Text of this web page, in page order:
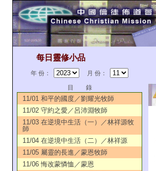
每日靈修小品
年 份：
月 份：
目 錄
11/01 和平的國度／劉耀光牧師
11/02 守約之愛／呂沛淵牧師
11/03 在逆境中生活（一）／林祥源牧
師
11/04 在逆境中生活（二）／林祥源
11/05 屬靈的長進／蒙恩牧師
11/06 悔改蒙憐恤／蒙恩